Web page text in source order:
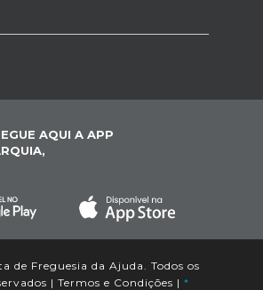
AQUI A APP
de Freguesia da Ajuda. Todos os
| Termos e Condições | *